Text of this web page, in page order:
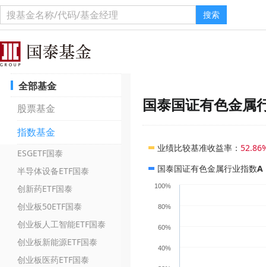
搜索
全部基金
股票基金
指数基金
ESGETF国泰
半导体设备ETF国泰
创新药ETF国泰
创业板50ETF国泰
创业板人工智能ETF国泰
创业板新能源ETF国泰
创业板医药ETF国泰
国泰国证有色金属
业绩比较基准收益率 ：
国泰国证有色金属行业指数A
40%
60%
80%
100%